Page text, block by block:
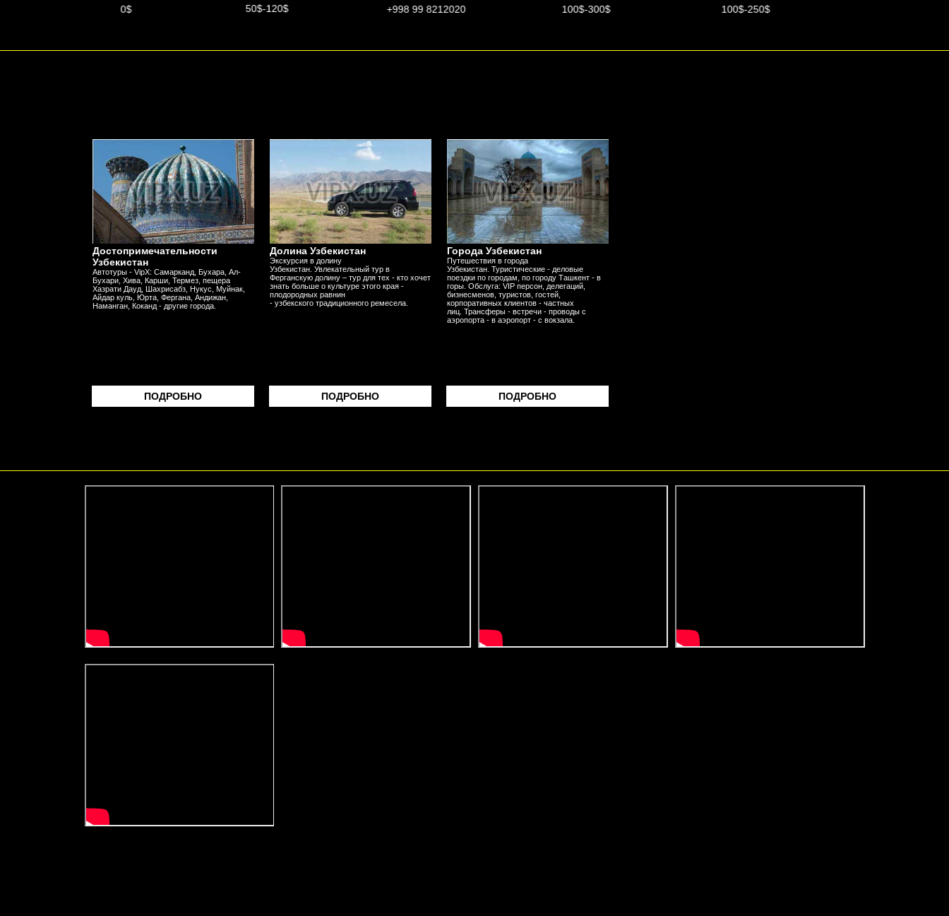
50$-120$ +998 99 8212020 100$-300$ 100$-250$
Достопримечательности
Узбекистан
Автотуры - VipX: Самарканд, Бухара, Ал-
Бухари, Хива, Карши, Термез, пещера
Хазрати Дауд, Шахрисабз, Нукус, Муйнак,
Айдар куль, Юрта, Фергана, Андижан,
Наманган, Коканд - другие города.
ПОДРОБНО
Долина Узбекистан
Экскурсия в долину
Узбекистан. Увлекательный тур в
Ферганскую долину – тур для тех - кто хочет
знать больше о культуре этого края -
плодородных равнин
- узбекского традиционного ремесела.
ПОДРОБНО
Города Узбекистан
Путешествия в города
Узбекистан. Туристические - деловые
поездки по городам, по городу Ташкент - в
горы. Обслуга: VIP персон, делегаций,
бизнесменов, туристов, гостей,
корпоративных клиентов - частных
лиц. Трансферы - встречи - проводы с
аэропорта - в аэропорт - с вокзала.
ПОДРОБНО